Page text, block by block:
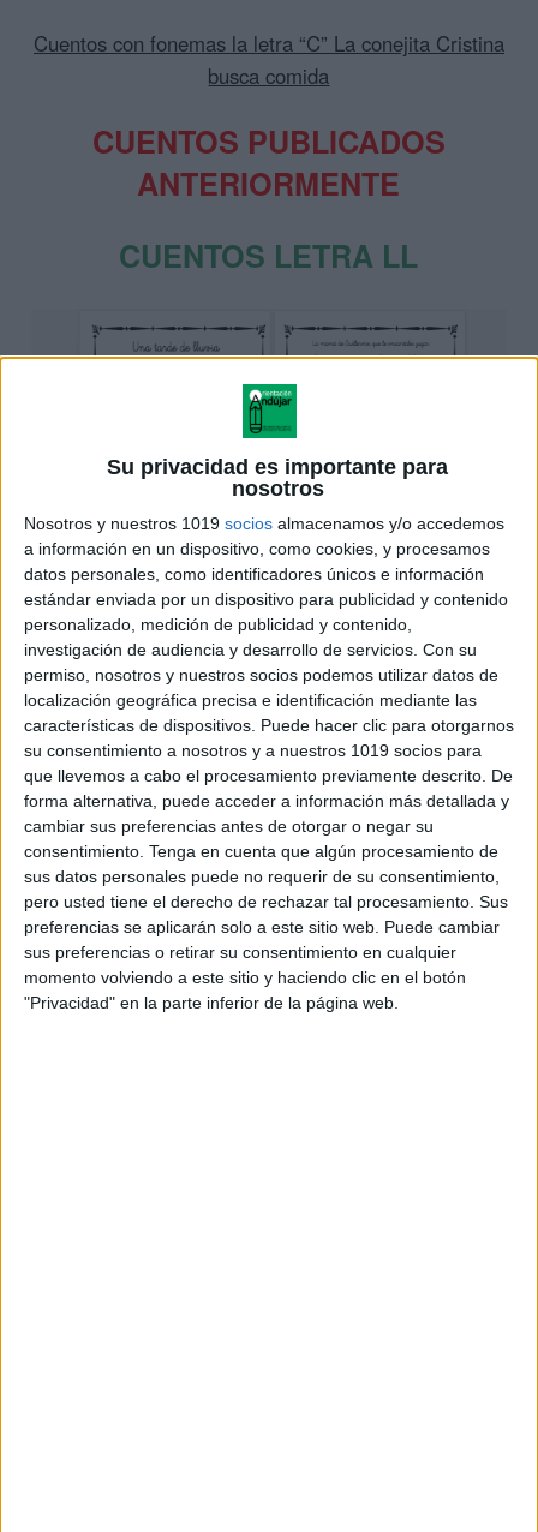
Su privacidad es importante para
nosotros
Nosotros y nuestros 1019 socios almacenamos y/o accedemos
a información en un dispositivo, como cookies, y procesamos
datos personales, como identificadores únicos e información
estándar enviada por un dispositivo para publicidad y contenido
personalizado, medición de publicidad y contenido,
investigación de audiencia y desarrollo de servicios. Con su
permiso, nosotros y nuestros socios podemos utilizar datos de
localización geográfica precisa e identificación mediante las
características de dispositivos. Puede hacer clic para otorgarnos
su consentimiento a nosotros y a nuestros 1019 socios para
que llevemos a cabo el procesamiento previamente descrito. De
forma alternativa, puede acceder a información más detallada y
cambiar sus preferencias antes de otorgar o negar su
consentimiento. Tenga en cuenta que algún procesamiento de
sus datos personales puede no requerir de su consentimiento,
pero usted tiene el derecho de rechazar tal procesamiento. Sus
preferencias se aplicarán solo a este sitio web. Puede cambiar
sus preferencias o retirar su consentimiento en cualquier
momento volviendo a este sitio y haciendo clic en el botón
"Privacidad" en la parte inferior de la página web.
Cuentos con fonemas la letra “C” La conejita Cristina
busca comida
CUENTOS PUBLICADOS
ANTERIORMENTE
CUENTOS LETRA LL
DESCARGATE EL CUENTO EN
PDF
Cuentos con fonemas la letra “LL” Una trade de lluvia